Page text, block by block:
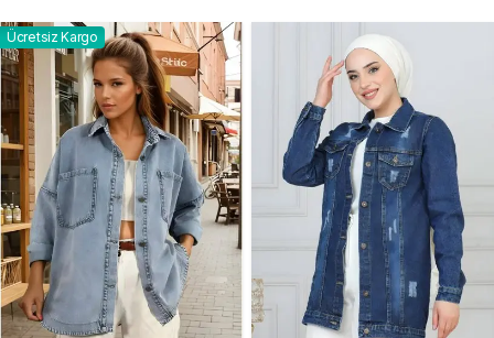
Ücretsiz Kargo